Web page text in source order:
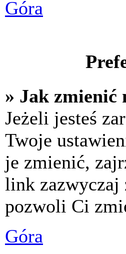
Góra
» Jak zmienić
Jeżeli jesteś
Twoje
je zmienić,
link zazwyczaj
pozwoli Ci
Góra